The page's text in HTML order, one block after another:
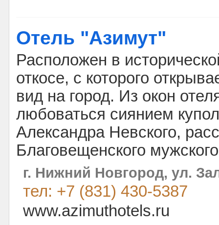
Отель "Азимут"
Расположен в
откосе, с которого
вид на город. Из окон
любоваться сиянием
Александра Невского,
Благовещенского
г. Нижний Новгород, ул.
тел: +7 (831) 430-5387
www.azimuthotels.ru